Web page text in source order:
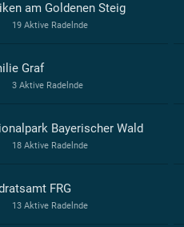
am Goldenen Steig
19 Aktive Radelnde
Graf
3 Aktive Radelnde
Bayerischer Wald
18 Aktive Radelnde
FRG
13 Aktive Radelnde